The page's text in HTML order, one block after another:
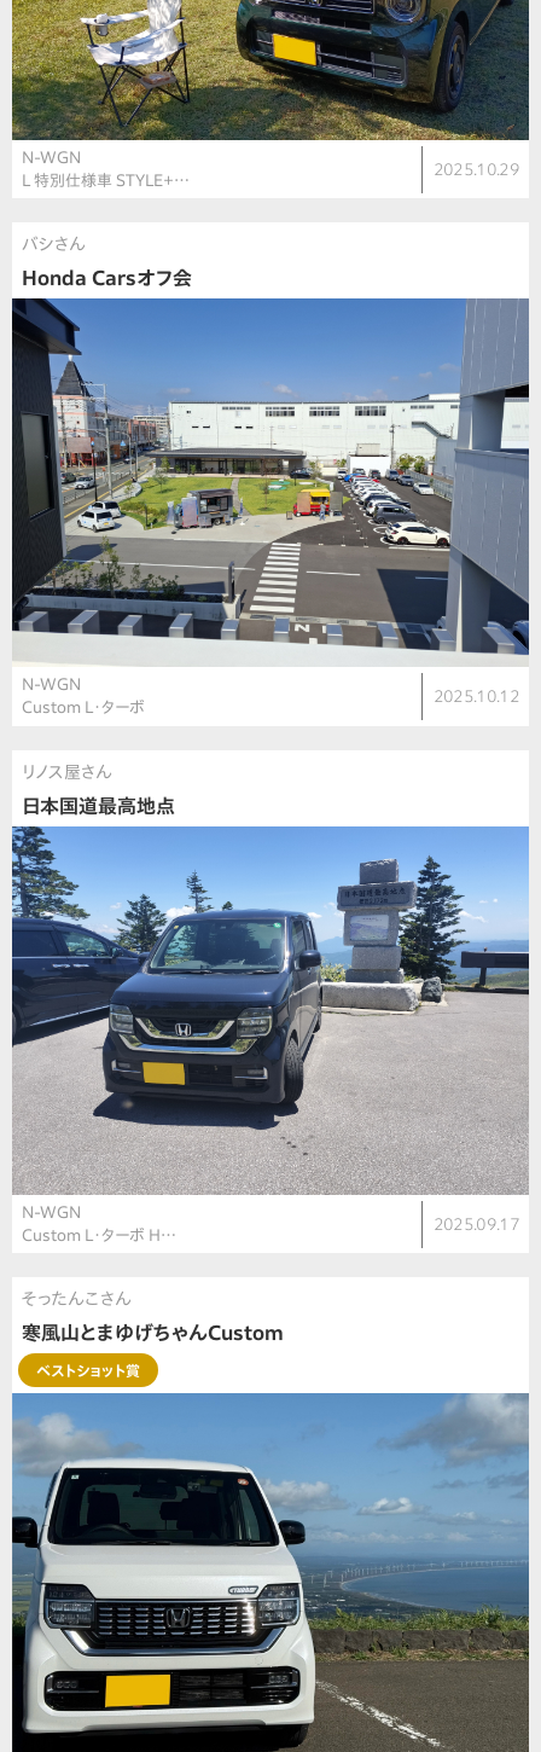
N-WGN
L 特別仕様車 STYLE＋…
2025.10.29
バシさん
Honda Carsオフ会
N-WGN
Custom L・ターボ
2025.10.12
リノス屋さん
日本国道最高地点
N-WGN
Custom L・ターボ H…
2025.09.17
そったんこさん
寒風山とまゆげちゃんCustom
ベストショット賞